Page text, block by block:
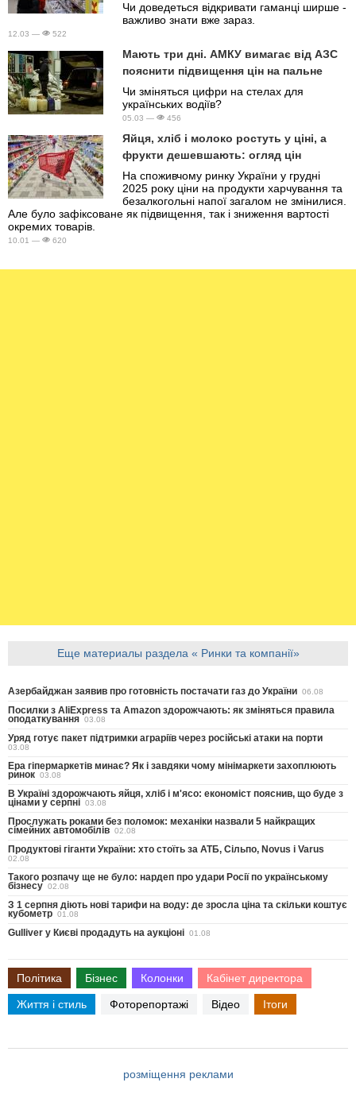
Чи доведеться відкривати гаманці ширше -
важливо знати вже зараз.
12.03 — 522
Мають три дні. АМКУ вимагає від АЗС
пояснити підвищення цін на пальне
Чи зміняться цифри на стелах для
українських водіїв?
05.03 — 456
Яйця, хліб і молоко ростуть у ціні, а
фрукти дешевшають: огляд цін
На споживчому ринку України у грудні
2025 року ціни на продукти харчування та
безалкогольні напої загалом не змінилися.
Але було зафіксоване як підвищення, так і зниження вартості
окремих товарів.
10.01 — 620
Еще материалы раздела « Ринки та компанії»
Азербайджан заявив про готовність постачати газ до України 06.08
Посилки з AliExpress та Amazon здорожчають: як зміняться правила
оподаткування 03.08
Уряд готує пакет підтримки аграріїв через російські атаки на порти
03.08
Ера гіпермаркетів минає? Як і завдяки чому мінімаркети захоплюють
ринок 03.08
В Україні здорожчають яйця, хліб і м'ясо: економіст пояснив, що буде з
цінами у серпні 03.08
Прослужать роками без поломок: механіки назвали 5 найкращих
сімейних автомобілів 02.08
Продуктові гіганти України: хто стоїть за АТБ, Сільпо, Novus і Varus
02.08
Такого розпачу ще не було: нардеп про удари Росії по українському
бізнесу 02.08
З 1 серпня діють нові тарифи на воду: де зросла ціна та скільки коштує
кубометр 01.08
Gulliver у Києві продадуть на аукціоні 01.08
Політика Бізнес Колонки Кабінет директора
Життя і стиль Фоторепортажі Відео Ітоги
розміщення реклами